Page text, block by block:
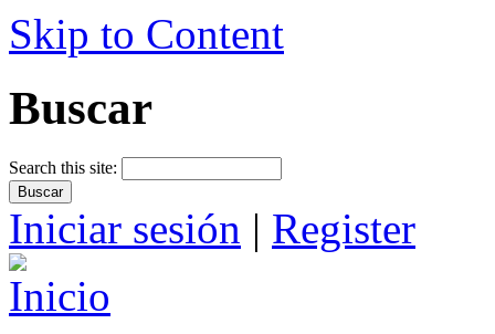
Skip to Content
Buscar
Search this site:
Iniciar sesión | Register